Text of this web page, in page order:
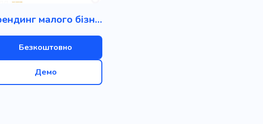
Брендинг малого бізнесу
Безкоштовно
Демо